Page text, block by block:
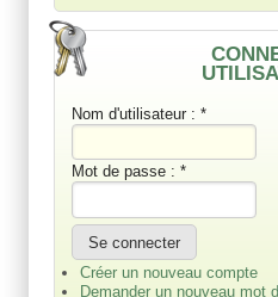
Nom d'utilisateur : *
Mot de passe : *
Créer un nouveau compte
Demander un nouveau mot